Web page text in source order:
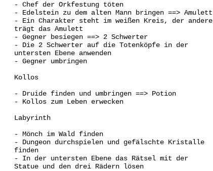
- Chef der Orkfestung töten
- Edelstein zu dem alten Mann bringen ==> Amulett
- Ein Charakter steht im weißen Kreis, der andere
trägt das Amulett
- Gegner besiegen ==> 2 Schwerter
- Die 2 Schwerter auf die Totenköpfe in der
untersten Ebene anwenden
- Gegner umbringen
Kollos
- Druide finden und umbringen ==> Potion
- Kollos zum Leben erwecken
Labyrinth
- Mönch im Wald finden
- Dungeon durchspielen und gefälschte Kristalle
finden
- In der untersten Ebene das Rätsel mit der
Statue und den drei Rädern lösen